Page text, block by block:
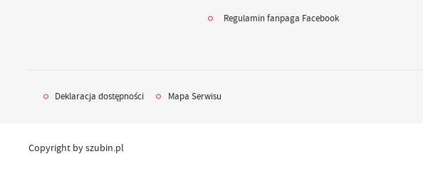
Regulamin fanpaga Facebook
Deklaracja dostępności Mapa Serwisu
Copyright by szubin.pl